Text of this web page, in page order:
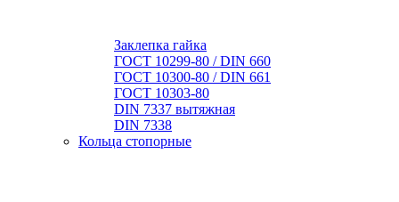
Заклепка гайка
ГОСТ 10299-80 / DIN 660
ГОСТ 10300-80 / DIN 661
ГОСТ 10303-80
DIN 7337 вытяжная
DIN 7338
Кольца стопорные